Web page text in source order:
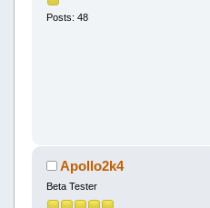
Posts: 48
Apollo2k4
Beta Tester